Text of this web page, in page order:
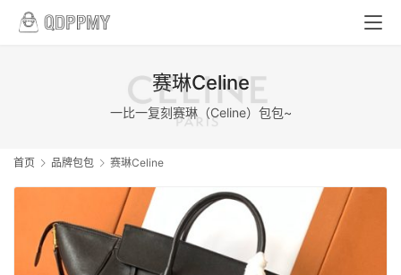
赛琳Celine
一比一复刻赛琳（Celine）包包~
首页 品牌包包 赛琳Celine